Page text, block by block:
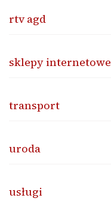
rtv agd
sklepy internetowe
transport
uroda
usługi